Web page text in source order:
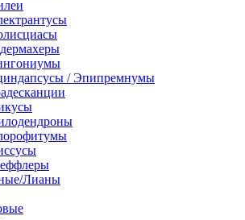
/ Эпипремнумы
Лианы